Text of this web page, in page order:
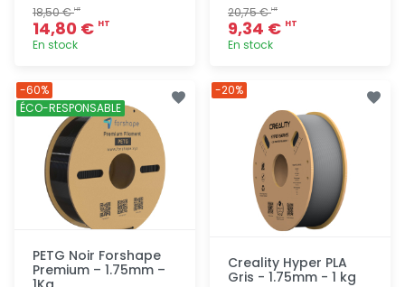
18,50 €HT
14,80 € HT
En stock
rapide
20,75 €HT
9,34 € HT
En stock
PETG Noir Forshape
Premium – 1.75mm –
-60%
ÉCO-RESPONSABLE
Creality Hyper PLA
Gris - 1.75mm - 1 kg
-20%